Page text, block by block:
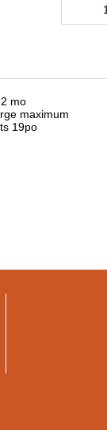
mo
maximum
19po